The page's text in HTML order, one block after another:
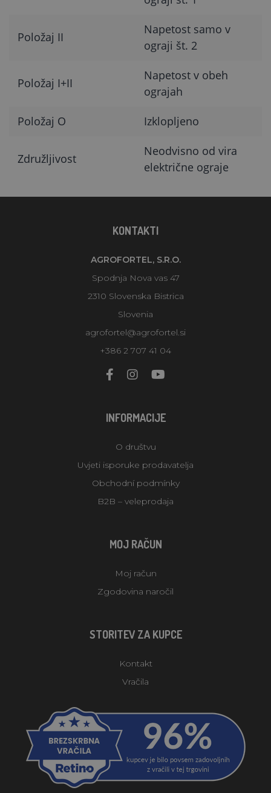
Položaj II
Napetost samo v
ograji št. 2
Položaj I+II
Napetost v obeh
ograjah
Položaj O Izklopljeno
Združljivost
Neodvisno od vira
električne ograje
KONTAKTI
AGROFORTEL, S.R.O.
Spodnja Nova vas 47
2310 Slovenska Bistrica
Slovenia
agrofortel@agrofortel.si
+386 2 707 41 04
INFORMACIJE
O društvu
Uvjeti isporuke prodavatelja
Obchodní podmínky
B2B – veleprodaja
MOJ RAČUN
Moj račun
Zgodovina naročil
STORITEV ZA KUPCE
Kontakt
Vračila